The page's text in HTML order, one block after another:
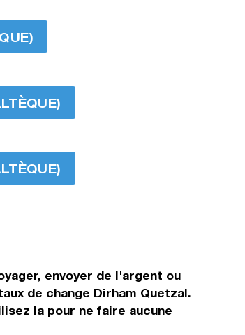
envoyer de l'argent ou
de change Dirham Quetzal.
la pour ne faire aucune